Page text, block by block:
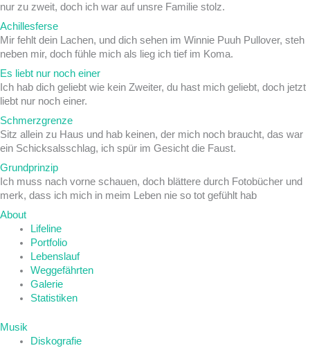
nur zu zweit, doch ich war auf unsre Familie stolz.
Achillesferse
Mir fehlt dein Lachen, und dich sehen im Winnie Puuh Pullover, steh
neben mir, doch fühle mich als lieg ich tief im Koma.
Es liebt nur noch einer
Ich hab dich geliebt wie kein Zweiter, du hast mich geliebt, doch jetzt
liebt nur noch einer.
Schmerzgrenze
Sitz allein zu Haus und hab keinen, der mich noch braucht, das war
ein Schicksalsschlag, ich spür im Gesicht die Faust.
Grundprinzip
Ich muss nach vorne schauen, doch blättere durch Fotobücher und
merk, dass ich mich in meim Leben nie so tot gefühlt hab
About
Lifeline
Portfolio
Lebenslauf
Weggefährten
Galerie
Statistiken
Musik
Diskografie